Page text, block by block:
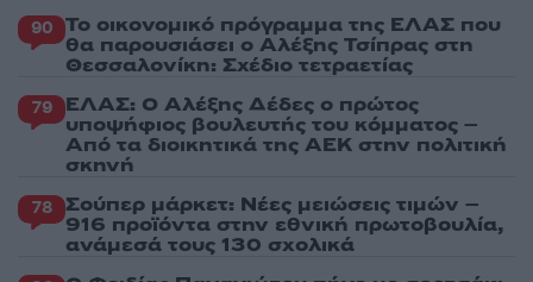
90 Το οικονομικό πρόγραμμα της ΕΛΑΣ που
θα παρουσιάσει ο Αλέξης Τσίπρας στη
Θεσσαλονίκη: Σχέδιο τετραετίας
79 ΕΛΑΣ: Ο Αλέξης Δέδες ο πρώτος
υποψήφιος βουλευτής του κόμματος –
Από τα διοικητικά της ΑΕΚ στην πολιτική
σκηνή
78 Σούπερ μάρκετ: Νέες μειώσεις τιμών –
916 προϊόντα στην εθνική πρωτοβουλία,
ανάμεσά τους 130 σχολικά